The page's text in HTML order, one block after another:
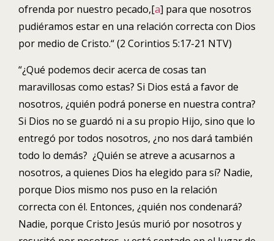
ofrenda por nuestro pecado,[a] para que nosotros
pudiéramos estar en una relación correcta con Dios
por medio de Cristo.“(2 Corintios 5:17-21 NTV)
“¿Qué podemos decir acerca de cosas tan
maravillosas como estas? Si Dios está a favor de
nosotros, ¿quién podrá ponerse en nuestra contra?
Si Dios no se guardó ni a su propio Hijo, sino que lo
entregó por todos nosotros, ¿no nos dará también
todo lo demás? ¿Quién se atreve a acusarnos a
nosotros, a quienes Dios ha elegido para sí? Nadie,
porque Dios mismo nos puso en la relación
correcta con él. Entonces, ¿quién nos condenará?
Nadie, porque Cristo Jesús murió por nosotros y